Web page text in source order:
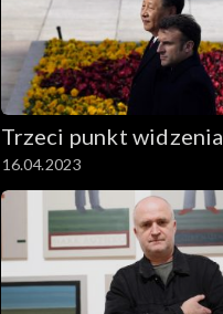
Trzeci punkt widzenia
16.04.2023